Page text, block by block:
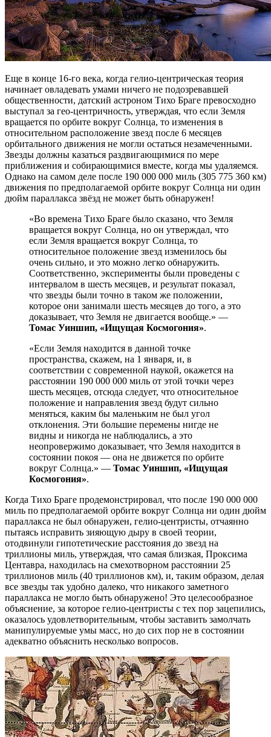
Еще в конце 16-го века, когда гелио-центрическая теория
начинает овладевать умами ничего не подозревавшей
общественности, датский астроном Тихо Браге превосходно
выступал за гео-центричность, утверждая, что если Земля
вращается по орбите вокруг Солнца, то изменения в
относительном расположение звезд после 6 месяцев
орбитального движения не могли остаться незамеченными.
Звезды должны казаться раздвигающимися по мере
приближения и собирающимися вместе, когда мы удаляемся.
Однако на самом деле после 190 000 000 миль (305 775 360 км)
движения по предполагаемой орбите вокруг Солнца ни один
дюйм параллакса звёзд не может быть обнаружен!
«Во времена Тихо Браге было сказано, что Земля
вращается вокруг Солнца, но он утверждал, что
если Земля вращается вокруг Солнца, то
относительное положение звезд изменилось бы
очень сильно, и это можно легко обнаружить.
Соответственно, эксперименты были проведены с
интервалом в шесть месяцев, и результат показал,
что звезды были точно в таком же положении,
которое они занимали шесть месяцев до того, а это
доказывает, что Земля не двигается вообще.» —
Томас Уиншип, «Ищущая Космогония».
«Если Земля находится в данной точке
пространства, скажем, на 1 января, и, в
соответствии с современной наукой, окажется на
расстоянии 190 000 000 миль от этой точки через
шесть месяцев, отсюда следует, что относительное
положение и направления звезд будут сильно
меняться, каким бы маленьким не был угол
отклонения. Эти большие перемены нигде не
видны и никогда не наблюдались, а это
неопровержимо доказывает, что Земля находится в
состоянии покоя — она не движется по орбите
вокруг Солнца.» — Томас Уиншип, «Ищущая
Космогония».
Когда Тихо Браге продемонстрировал, что после 190 000 000
миль по предполагаемой орбите вокруг Солнца ни один дюйм
параллакса не был обнаружен, гелио-центристы, отчаянно
пытаясь исправить зияющую дыру в своей теории,
отодвинули гипотетические расстояния до звезд на
триллионы миль, утверждая, что самая близкая, Проксима
Центавра, находилась на смехотворном расстоянии 25
триллионов миль (40 триллионов км), и, таким образом, делая
все звезды так удобно далеко, что никакого заметного
параллакса не могло быть обнаружено! Это целесообразное
объяснение, за которое гелио-центристы с тех пор зацепились,
оказалось удовлетворительным, чтобы заставить замолчать
манипулируемые умы масс, но до сих пор не в состоянии
адекватно объяснить несколько вопросов.